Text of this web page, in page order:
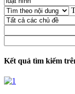
Kết quả tìm kiếm